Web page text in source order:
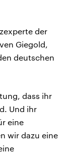
der
Giegold,
deutschen
dass ihr
Und ihr
eine
wir dazu eine